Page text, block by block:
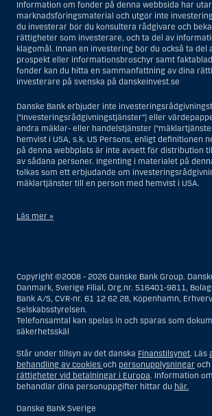
Information om fonder på denna webbsida har
marknadsföringsmaterial och utgör inte
du investerar bör du konsultera rådgivare och
rättigheter som investerare, och ta del av
klagomål. Innan en investering bör du också ta del
prospekt eller informationsbroschyr samt
fonder kan du hitta en sammanfattning av dina
investerare på svenska på danskeinvest.se
Danske Bank erbjuder inte
(”investeringsrådgivningstjänster”) eller
andra mäklar- eller handelstjänster
hemvist i USA, s.k. US Persons, enligt definitionen
på denna webbplats är inte avsett för distribution
av sådana personer. Ingenting i materialet på
tolkas som ett erbjudande om
mäklartjänster till en person med hemvist i USA.
Läs mer »
agenturer som tillhör en person med hemvist i USA
verksamhet av berättigade affärsskäl och anlitas
försäkringsbolag eller bank, eller en filial till en
belägen i USA, eller en stiftelse vars förvaltare är
en s.k. non-US Person, dvs. en person som saknar
eller delar rätten till investeringsbeslut, eller ett
om inte dödsboet styrs av utländsk lag och en non-
delar rätten till investeringsbeslut, eller ett konto
diskretionär förvaltning och som innehas till
hemvist i USA eller ett konto kopplat till
innehas till förmån för en person utan hemvist i
Copyright ©2008 - 2026 Danske Bank Group.
Danmark, Sverige Filial, Org.nr. 516401-9811,
Bank A/S, CVR-nr. 61 12 62 28, Köpenhamn,
Selskabsstyrelsen.
Telefonsamtal kan spelas in och sparas som
säkerhetsskäl
Står under tillsyn av det danska Finanstilsynet. Läs
behandling av cookies och personupplysningar och
rättigheter vid betalningar i Europa. Information
behandlar dina personuppgifter hittar du här.
Danske Bank Sverige